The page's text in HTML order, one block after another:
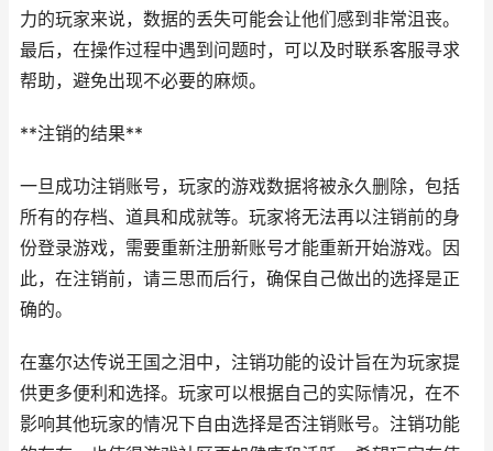
力的玩家来说，数据的丢失可能会让他们感到非常沮丧。
最后，在操作过程中遇到问题时，可以及时联系客服寻求
帮助，避免出现不必要的麻烦。
**注销的结果**
一旦成功注销账号，玩家的游戏数据将被永久删除，包括
所有的存档、道具和成就等。玩家将无法再以注销前的身
份登录游戏，需要重新注册新账号才能重新开始游戏。因
此，在注销前，请三思而后行，确保自己做出的选择是正
确的。
在塞尔达传说王国之泪中，注销功能的设计旨在为玩家提
供更多便利和选择。玩家可以根据自己的实际情况，在不
影响其他玩家的情况下自由选择是否注销账号。注销功能